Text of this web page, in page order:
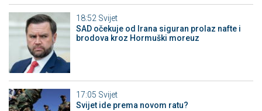
18:52 Svijet
SAD očekuje od Irana siguran prolaz nafte i
brodova kroz Hormuški moreuz
17:05 Svijet
Svijet ide prema novom ratu?